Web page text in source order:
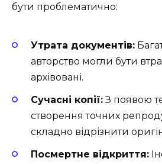
бути проблематично:
Утрата документів:
авторство могли бути
архівовані.
Сучасні копії:З появою
створення точних
складно відрізнити
Посмертне відкриття: